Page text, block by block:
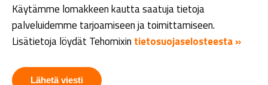
Käytämme lomakkeen kautta saatuja tietoja
palveluidemme tarjoamiseen ja toimittamiseen.
Lisätietoja löydät Tehomixin tietosuojaselosteesta »